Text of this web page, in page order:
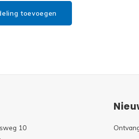
toevoegen
10